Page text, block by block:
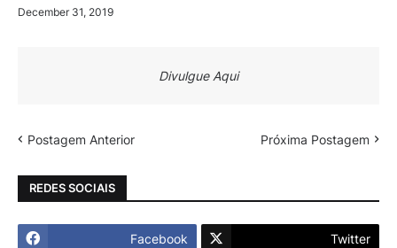
December 31, 2019
Divulgue Aqui
Postagem Anterior Próxima Postagem
REDES SOCIAIS
Facebook Twitter